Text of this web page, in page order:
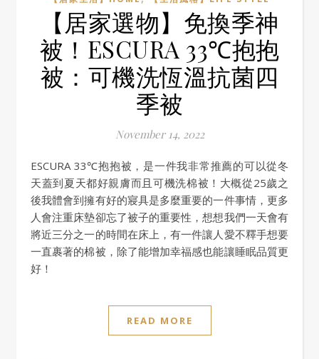
【居家選物】免換季神
被！ESCURA 33℃抱抱
被：可機洗恆溫抗菌四
季被
November 14, 2022
ESCURA 33℃抱抱被，是一件我非常推薦的可以從冬
天蓋到夏天都好親膚而且可機洗棉被！大概從25歲之
後我體會到擁有好的寢具是多麼重要的一件事情，更多
人會注重床墊卻忘了被子的重要性，想想我們一天會有
將近三分之一的時間在床上，有一件讓人愛不釋手想要
一直裹著的棉被，除了能增加幸福感也能讓睡眠品質更
好！
READ MORE